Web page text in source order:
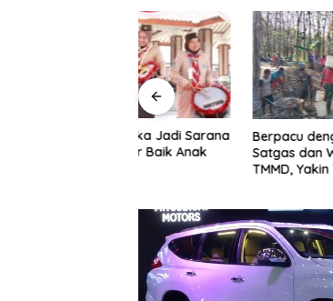
Berpacu dengan Waktu!
Satgas dan Warga Kebut
TMMD, Yakin Tuntas 100 Persen